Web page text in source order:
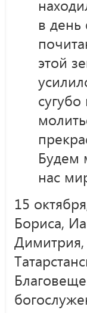
в день
этой
Будем
нас
15
Бориса,
Димитрия,